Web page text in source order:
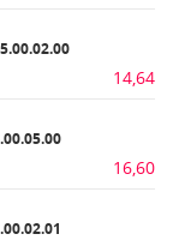
14,64
16,60